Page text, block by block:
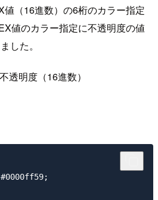
（16進数）の6桁のカラー指定
値のカラー指定に不透明度の値
した。
透明度（16進数）